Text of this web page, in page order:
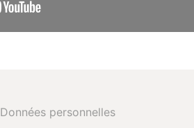
Données personnelles